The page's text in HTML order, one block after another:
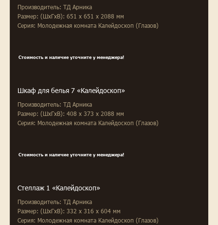
Производитель: ТД Арника
Размер: (ШxГxВ): 651 x 651 x 2088 мм
Серия: Молодежная комната Калейдоскоп (Глазов)
Стоимость и наличие уточните у менеджера!
Шкаф для белья 7 «Калейдоскоп»
Производитель: ТД Арника
Размер: (ШxГxВ): 408 x 373 x 2088 мм
Серия: Молодежная комната Калейдоскоп (Глазов)
Стоимость и наличие уточните у менеджера!
Стеллаж 1 «Калейдоскоп»
Производитель: ТД Арника
Размер: (ШxГxВ): 332 x 316 x 604 мм
Серия: Молодежная комната Калейдоскоп (Глазов)